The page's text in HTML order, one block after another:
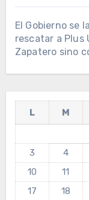
El Gobierno se
rescatar a Plus
Zapatero sino
L M
3
4
10
11
17
18